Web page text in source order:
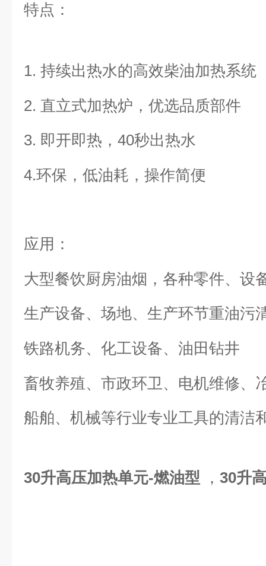
特点：
1. 持续出热水的高效柴油加热系统
2. 直立式加热炉 ， 优选品质部件
3. 即开即热，40秒出热水
4.环保，低油耗，操作简便
应用：
大型餐饮厨房油烟，各种零件、设
生产设备、场地、生产环节重油污
铁路机务、化工设备、油田钻井
畜牧养殖、市政环卫、电机维修、
船舶、机械等行业专业工具的清洁
30升高压加热单元-燃油型 ， 30升